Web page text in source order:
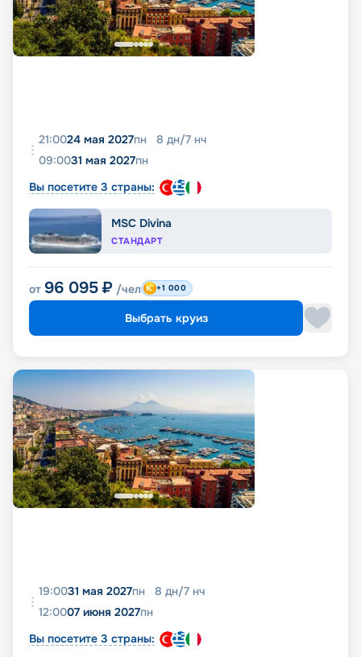
21:0024 мая 2027пн 8 дн/7 нч
09:0031 мая 2027пн
Вы посетите 3 страны:
MSC Divina
СТАНДАРТ
от 96 095 ₽ /чел +1 000
Выбрать круиз
19:0031 мая 2027пн 8 дн/7 нч
12:0007 июня 2027пн
Вы посетите 3 страны: